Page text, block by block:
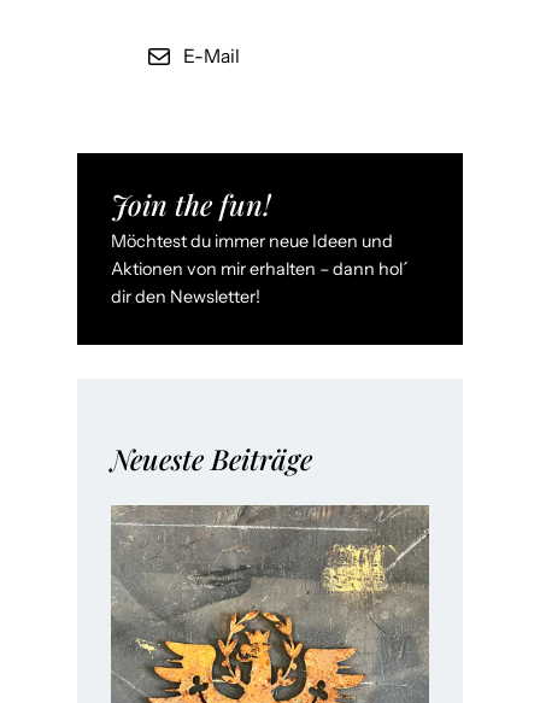
E-Mail
Join the fun!
Möchtest du immer neue Ideen und
Aktionen von mir erhalten – dann hol´
dir den Newsletter!
Neueste Beiträge